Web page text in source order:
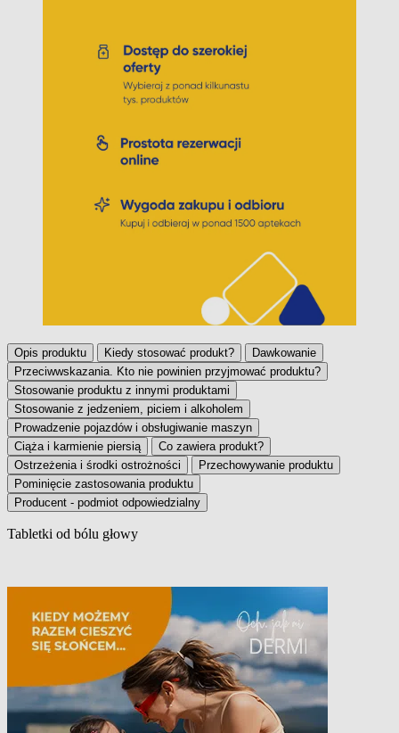
Opis produktu Kiedy stosować produkt?
Dawkowanie
Przeciwwskazania. Kto nie powinien przyjmować produktu?
Stosowanie produktu z innymi produktami
Stosowanie z jedzeniem, piciem i alkoholem
Prowadzenie pojazdów i obsługiwanie maszyn
Ciąża i karmienie piersią
Co zawiera produkt?
Ostrzeżenia i środki ostrożności
Przechowywanie produktu
Pominięcie zastosowania produktu
Producent - podmiot odpowiedzialny
Tabletki od bólu głowy